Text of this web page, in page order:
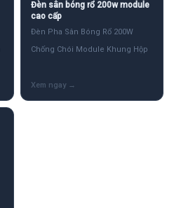
Đèn sân bóng rổ 200w module
cao cấp
Đèn Pha Sân Bóng Rổ 200W
Chống Chói Module Khung Hộp